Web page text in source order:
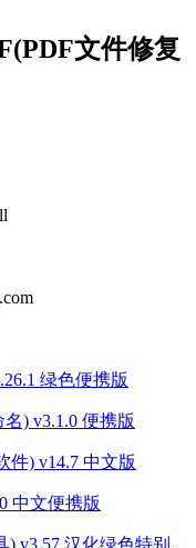
文件修复
绿色便携版
) v3.1.0 便携版
件) v14.7 中文版
中文便携版
) v3.57 汉化绿色特别